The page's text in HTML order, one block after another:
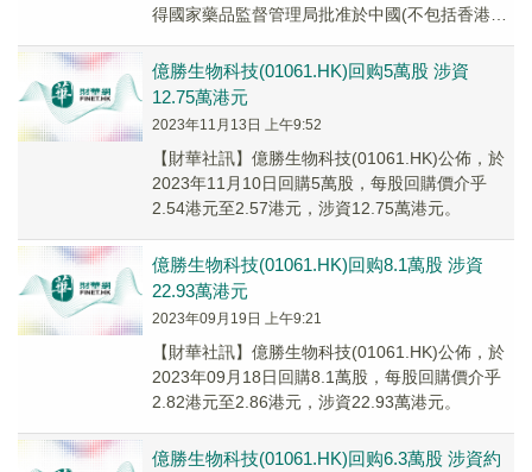
得國家藥品監督管理局批准於中國(不包括香港特
億勝生物科技(01061.HK)回购5萬股 涉資
12.75萬港元
2023年11月13日 上午9:52
【財華社訊】億勝生物科技(01061.HK)公佈，於
2023年11月10日回購5萬股，每股回購價介乎
2.54港元至2.57港元，涉資12.75萬港元。
億勝生物科技(01061.HK)回购8.1萬股 涉資
22.93萬港元
2023年09月19日 上午9:21
【財華社訊】億勝生物科技(01061.HK)公佈，於
2023年09月18日回購8.1萬股，每股回購價介乎
2.82港元至2.86港元，涉資22.93萬港元。
億勝生物科技(01061.HK)回购6.3萬股 涉資約